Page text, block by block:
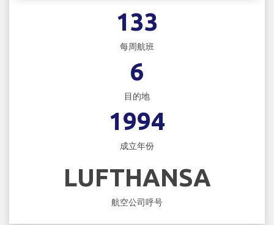
133
每周航班
6
目的地
1994
成立年份
LUFTHANSA
航空公司呼号